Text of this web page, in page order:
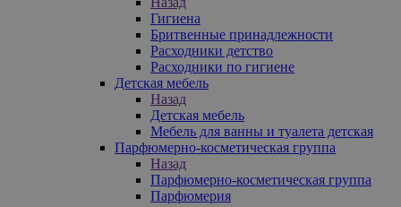
Гигиена
Бритвенные принадлежности
Расходники детство
Расходники по гигиене
Детская мебель
Назад
Детская мебель
Мебель для ванны и туалета детская
Парфюмерно-косметическая группа
Назад
Парфюмерно-косметическая группа
Парфюмерия